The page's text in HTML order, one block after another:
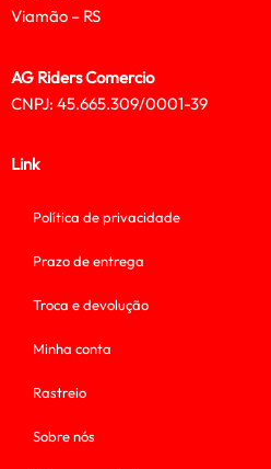
Viamão – RS
AG Riders Comercio
CNPJ: 45.665.309/0001-39
Link
Política de privacidade
Prazo de entrega
Troca e devolução
Minha conta
Rastreio
Sobre nós